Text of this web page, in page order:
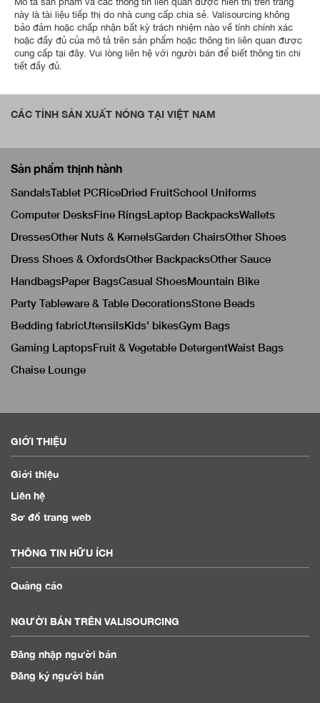
này là tài liệu tiếp thị do nhà cung cấp chia sẻ. Valisourcing không
bảo đảm hoặc chấp nhận bất kỳ trách nhiệm nào về tính chính xác
hoặc đầy đủ của mô tả trên sản phẩm hoặc thông tin liên quan được
cung cấp tại đây. Vui lòng liên hệ với người bán để biết thông tin chi
tiết đầy đủ.
CÁC TỈNH SẢN XUẤT NÓNG TẠI VIỆT NAM
Sản phẩm thịnh hành
SandalsTablet PCRiceDried FruitSchool Uniforms
Computer DesksFine RingsLaptop BackpacksWallets
DressesOther Nuts & KernelsGarden ChairsOther Shoes
Dress Shoes & OxfordsOther BackpacksOther Sauce
HandbagsPaper BagsCasual ShoesMountain Bike
Party Tableware & Table DecorationsStone Beads
Bedding fabricUtensilsKids' bikesGym Bags
Gaming LaptopsFruit & Vegetable DetergentWaist Bags
Chaise Lounge
GIỚI THIỆU
Giới thiệu
Liên hệ
Sơ đồ trang web
THÔNG TIN HỮU ÍCH
Quảng cáo
NGƯỜI BÁN TRÊN VALISOURCING
Đăng nhập người bán
Đăng ký người bán